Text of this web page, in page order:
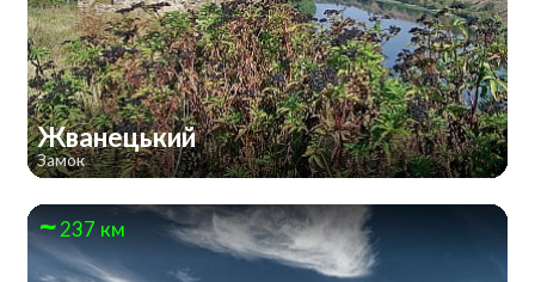
Жванецький
Замок
237 км